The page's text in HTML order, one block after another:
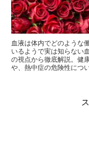
血液は体内でどのような
いるようで実は知らない
の視点から徹底解説。健
や、熱中症の危険性につ